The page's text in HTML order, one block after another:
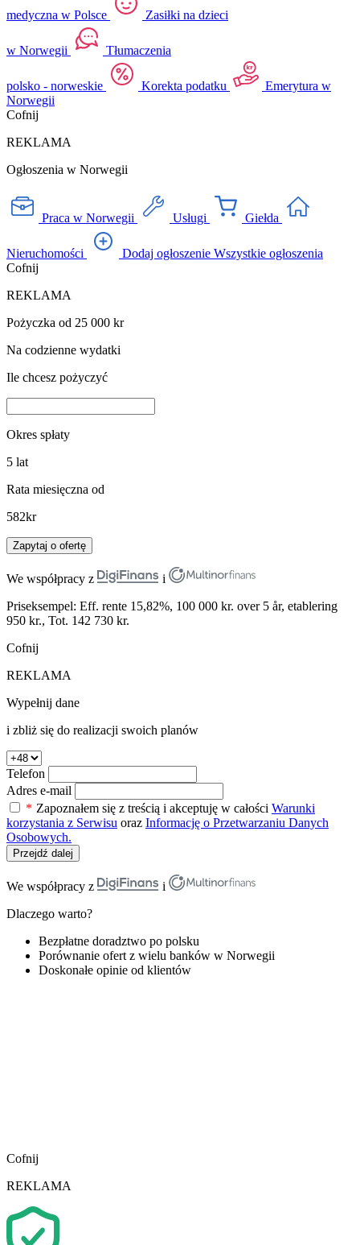
medyczna w Polsce Zasiłki na dzieci
w Norwegii Tłumaczenia
polsko - norweskie Korekta podatku
Emerytura w
Norwegii
Cofnij
REKLAMA
Ogłoszenia w Norwegii
Praca w Norwegii Usługi Giełda
Nieruchomości Dodaj ogłoszenie Wszystkie ogłoszenia
Cofnij
REKLAMA
Pożyczka od 25 000 kr
Na codzienne wydatki
Ile chcesz pożyczyć
Okres spłaty
5 lat
Rata miesięczna od
582kr
Zapytaj o ofertę
We współpracy z
i
Priseksempel: Eff. rente 15,82%, 100 000 kr. over 5 år, etablering
950 kr., Tot. 142 730 kr.
Cofnij
REKLAMA
Wypełnij dane
i zbliż się do realizacji swoich planów
Telefon
Adres e-mail
* Zapoznałem się z treścią i akceptuję w całości Warunki
korzystania z Serwisu oraz Informację o Przetwarzaniu Danych
Osobowych.
Przejdź dalej
We współpracy z
i
Dlaczego warto?
Bezpłatne doradztwo po polsku
Porównanie ofert z wielu banków w Norwegii
Doskonałe opinie od klientów
Cofnij
REKLAMA